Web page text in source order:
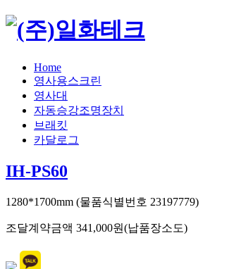
Home
영사용스크린
영사대
자동승강조명장치
브래킷
카달로그
IH-PS60
1280*1700mm (물품식별번호 23197779)
조달계약금액 341,000원(납품장소도)